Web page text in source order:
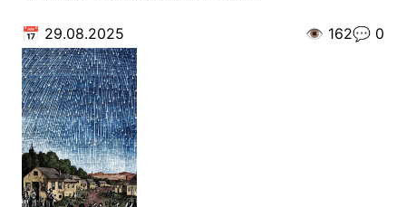
📅 29.08.2025 👁️ 162💬 0